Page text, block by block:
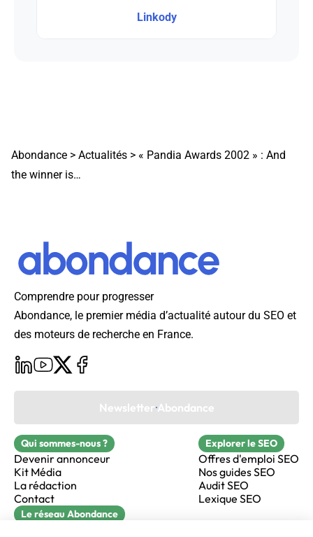
Linkody
Abondance > Actualités > « Pandia Awards 2002 » : And
the winner is…
Comprendre pour progresser
Abondance, le premier média d’actualité autour du SEO et
des moteurs de recherche en France.
Newsletter Abondance
Qui sommes-nous ?
Devenir annonceur
Kit Média
La rédaction
Contact
Explorer le SEO
Offres d'emploi SEO
Nos guides SEO
Audit SEO
Lexique SEO
Le réseau Abondance